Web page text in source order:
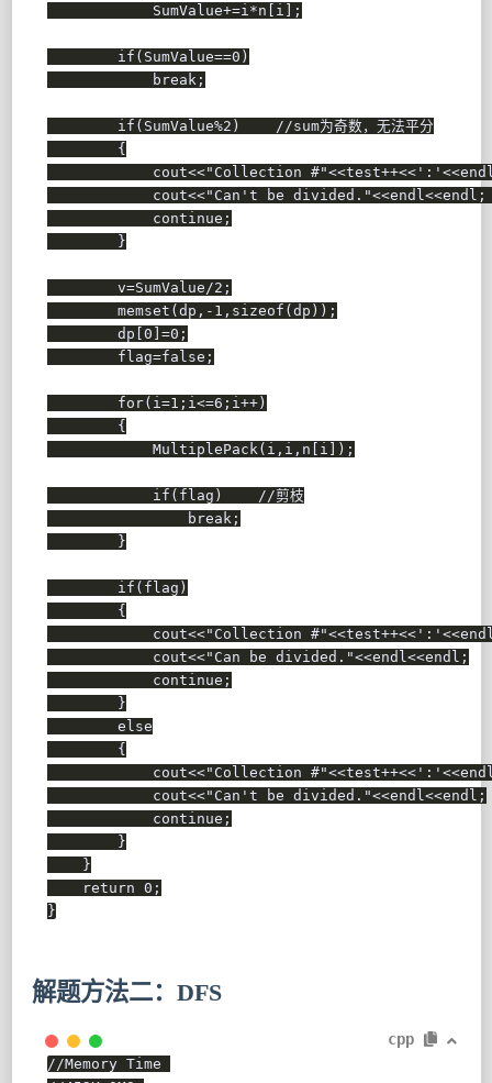
            SumValue
+=i *n [ i ] ;
if ( SumValue==0 )
break ;
if ( SumValue%2 )
//sum为奇数，无法平分
{
            cout
<<"Collection #"<<test++<<':' <<
            cout
<<"Can't be divided."<<endl <<endl ;
continue ;
}
        v
=SumValue /2 ;
memset (dp , - 1 , sizeof (dp ) ) ;
        dp
[0 ] =0 ;
        flag
=false ;
for( i =1 ; i <=6 ; i ++)
{
MultiplePack ( i , i , n [ i ] ) ;
if ( flag )
//剪枝
break ;
}
if ( flag )
{
            cout
<<"Collection #"<<test++<<':' <<
            cout
<<"Can be divided."<<endl <<endl ;
continue ;
}
else
{
            cout
<<"Collection #"<<test++<<':' <<
            cout
<<"Can't be divided."<<endl <<endl ;
continue ;
}
}
return 0 ;
}
解题方法二：DFS
cpp
//Memory Time